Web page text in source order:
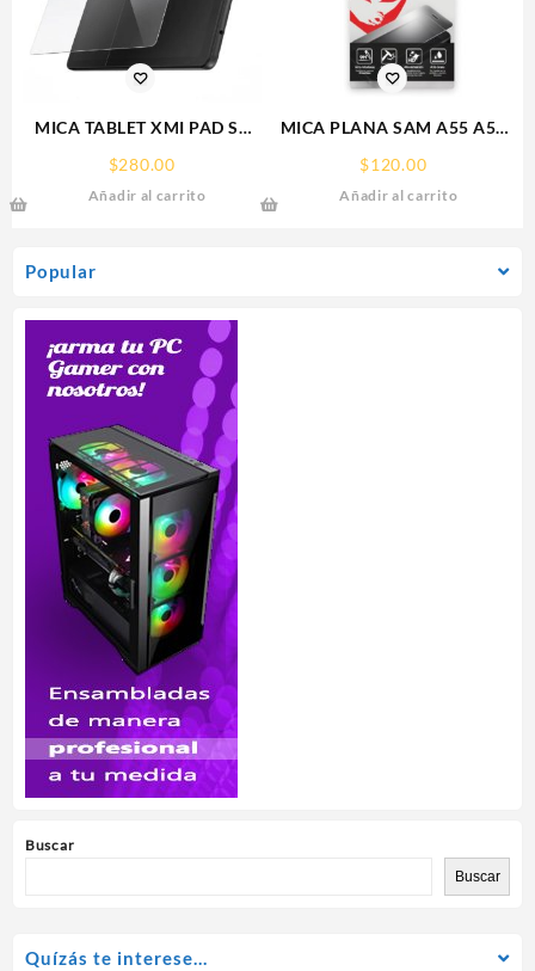
Popular
Buscar
Buscar
MICA TABLET XMI PAD SE
11° REDMI SCREEN GLASS
PROTECTOR RHINOGLASS
$280.00
Añadir al carrito
MICA PLANA SAM A55 A56
SAMSUNG 9H RHINOGLASS
$120.00
Añadir al carrito
Quízás te interese…